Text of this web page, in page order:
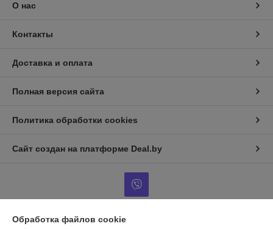
О нас
Контакты
Доставка и оплата
Полная версия сайта
Политика обработки cookies
Сайт создан на платформе Deal.by
Обработка файлов cookie